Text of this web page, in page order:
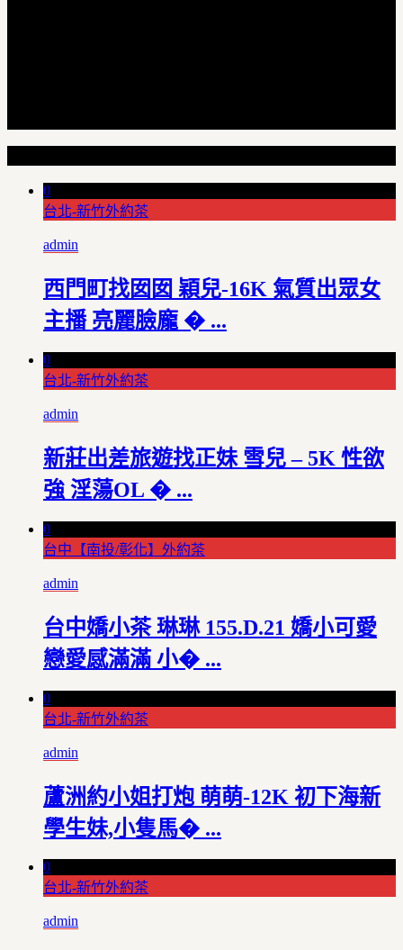
0
台北-新竹外約茶
admin
西門町找囡囡 穎兒-16K 氣質出眾女
主播 亮麗臉龐 � ...
0
台北-新竹外約茶
admin
新莊出差旅遊找正妹 雪兒 – 5K 性欲
強 淫蕩OL � ...
0
台中【南投/彰化】外約茶
admin
台中嬌小茶 琳琳 155.D.21 嬌小可愛
戀愛感滿滿 小� ...
0
台北-新竹外約茶
admin
蘆洲約小姐打炮 萌萌-12K 初下海新
學生妹,小隻馬� ...
0
台北-新竹外約茶
admin